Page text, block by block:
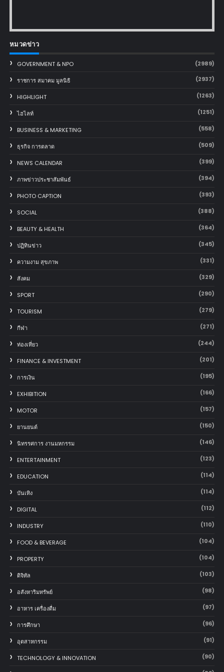
หมวดข่าว
GOVERNMENT & NPO (2989)
ราชการ สมาคม มูลนิธิ (2937)
HIGHLIGHT (1263)
ไฮไลท์ (1251)
BUSINESS & MARKETING (558)
ธุรกิจ การตลาด (509)
NEWS CALENDAR (399)
ภาพข่าวประชาสัมพันธ์ (394)
PHOTO CAPTION (393)
SOCIAL (388)
BEAUTY & HEALTH (364)
ปฏิทินข่าว (345)
ความงาม สุขภาพ (331)
สังคม (329)
SPORT (290)
TOURISM (279)
กีฬา (271)
ท่องเที่ยว (244)
FINANCE & INVESTMENT (201)
การเงิน (195)
EXHIBITION (166)
MOTOR (157)
‎ยานยนต์‎ (150)
นิทรรศการ งานมหกรรม (146)
ENTERTAINMENT (123)
EDUCATION (114)
บันเทิง (114)
DIGITAL (112)
INDUSTRY (110)
FOOD & BEVERAGE (104)
PROPERTY (104)
ดิจิทัล (103)
อสังหาริมทรัพย์ (98)
อาหาร เครื่องดื่ม (97)
การศึกษา (96)
อุตสาหกรรม (91)
TECHNOLOGY & INNOVATION (90)